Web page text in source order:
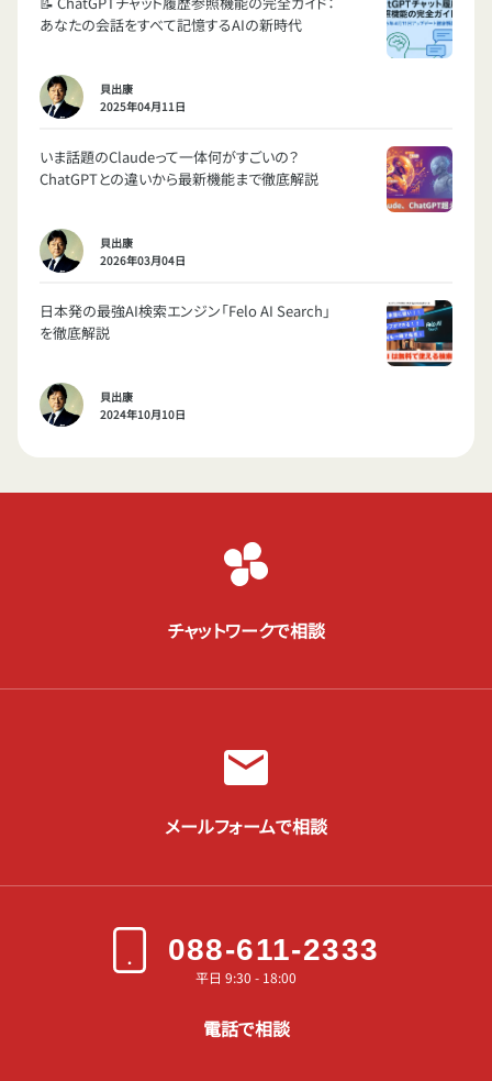
あなたの会話をすべて記憶するAIの新時代
貝出康
2025年04月11日
いま話題のClaudeって一体何がすごいの？
ChatGPTとの違いから最新機能まで徹底解説
貝出康
2026年03月04日
日本発の最強AI検索エンジン「Felo AI Search」
を徹底解説
貝出康
2024年10月10日
チャットワークで相談
メールフォームで相談
088-611-2333
平日 9:30 - 18:00
電話で相談